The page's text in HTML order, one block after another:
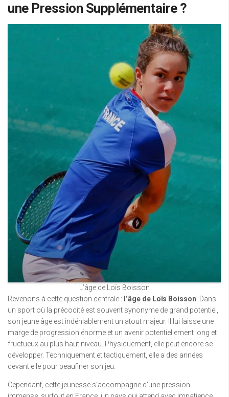
une Pression Supplémentaire ?
L’âge de Loïs Boisson
Revenons à cette question centrale : l’âge de Loïs Boisson. Dans
un sport où la précocité est souvent synonyme de grand potentiel,
son jeune âge est indéniablement un atout majeur. Il lui laisse une
marge de progression énorme et un avenir potentiellement long et
fructueux au plus haut niveau. Physiquement, elle peut encore se
développer. Techniquement et tactiquement, elle a des années
devant elle pour peaufiner son jeu.
Cependant, cette jeunesse s’accompagne d’une pression